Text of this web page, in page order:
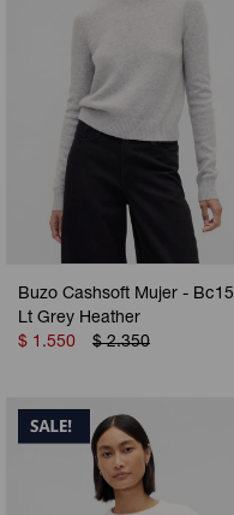
Buzo Cashsoft Mujer - Bc15
Lt Grey Heather
$ 1.550 $ 2.350